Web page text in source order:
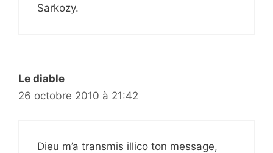
Sarkozy.
Le diable
26 octobre 2010 à 21:42
Dieu m’a transmis illico ton message,